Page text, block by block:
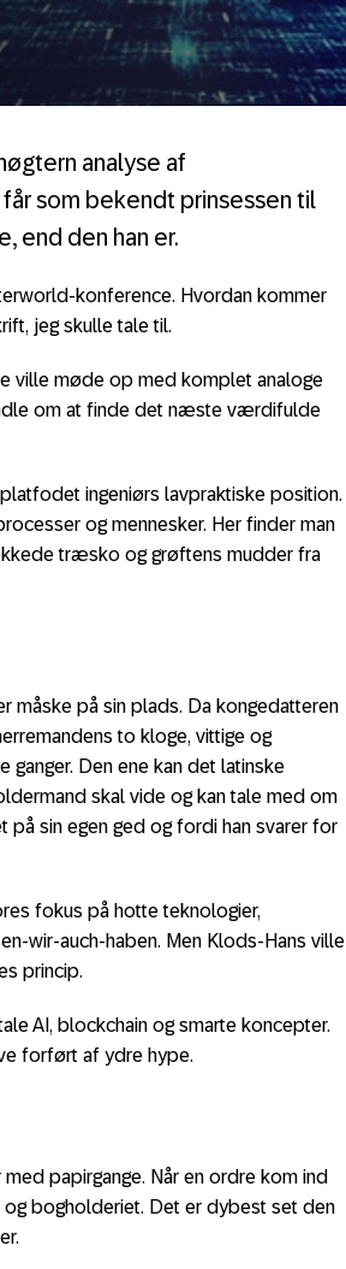
analyse af
som bekendt prinsessen til
end den han er.
konference. Hvordan kommer
jeg skulle tale til.
ville møde op med komplet analoge
om at finde det næste værdifulde
ingeniørs lavpraktiske position.
og mennesker. Her finder man
træsko og grøftens mudder fra
måske på sin plads. Da kongedatteren
to kloge, vittige og
Den ene kan det latinske
skal vide og kan tale med om
på sin egen ged og fordi han svarer for
fokus på hotte teknologier,
wir-auch-haben. Men Klods-Hans ville
princip.
AI, blockchain og smarte koncepter.
forført af ydre hype.
papirgange. Når en ordre kom ind
bogholderiet. Det er dybest set den